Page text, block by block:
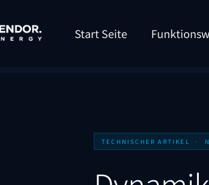
Start Seite
TECHNISCHER ARTIKEL ·